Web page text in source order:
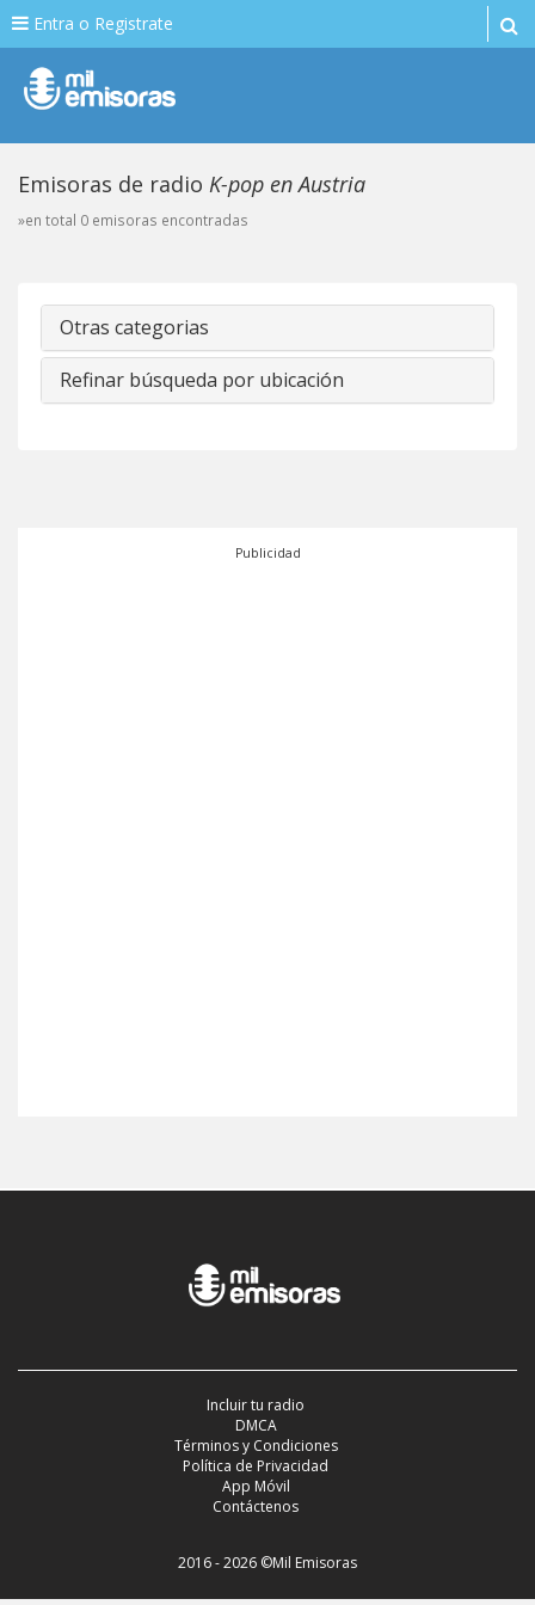
Entra o Registrate
Emisoras de radio K-pop en Austria
»en total 0 emisoras encontradas
Otras categorias
Refinar búsqueda por ubicación
Publicidad
Incluir tu radio
DMCA
Términos y Condiciones
Política de Privacidad
App Móvil
Contáctenos
2016 - 2026 ©Mil Emisoras